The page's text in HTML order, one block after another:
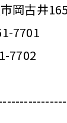
岡古井
7701
7702